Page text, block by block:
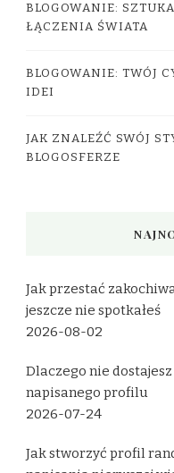
BLOGOWANIE:
ŁĄCZENIA ŚWIATA
BLOGOWANIE: TWÓJ
IDEI
JAK ZNALEŹĆ SWÓJ
BLOGOSFERZE
Jak przestać
jeszcze nie spotkałeś
2026-08-02
Dlaczego nie
napisanego profilu
2026-07-24
Jak stworzyć profil